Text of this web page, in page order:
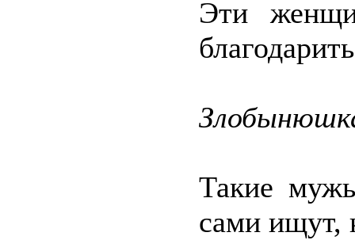
Эти
Такие
сами ищут,